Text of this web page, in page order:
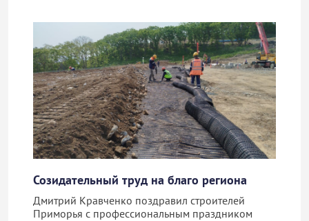
Созидательный труд на благо региона
Дмитрий Кравченко поздравил строителей
Приморья с профессиональным праздником